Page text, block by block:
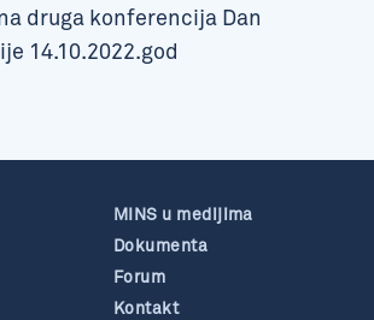
druga konferencija Dan
14.10.2022.god
MINS u medijima
Dokumenta
Forum
Kontakt